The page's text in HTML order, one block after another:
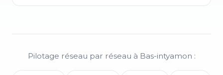
Pilotage réseau par réseau à Bas-intyamon :